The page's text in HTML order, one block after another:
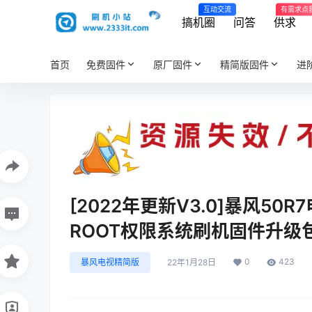
搞机圈
互动交流
问答 供求
有需求点
首页 免费固件 原厂固件 精简版固件 进
[2022年更新V3.0]暴风
ROOT权限系统刷机固件升级
暴风电视精简版 22年1月28日 0 423